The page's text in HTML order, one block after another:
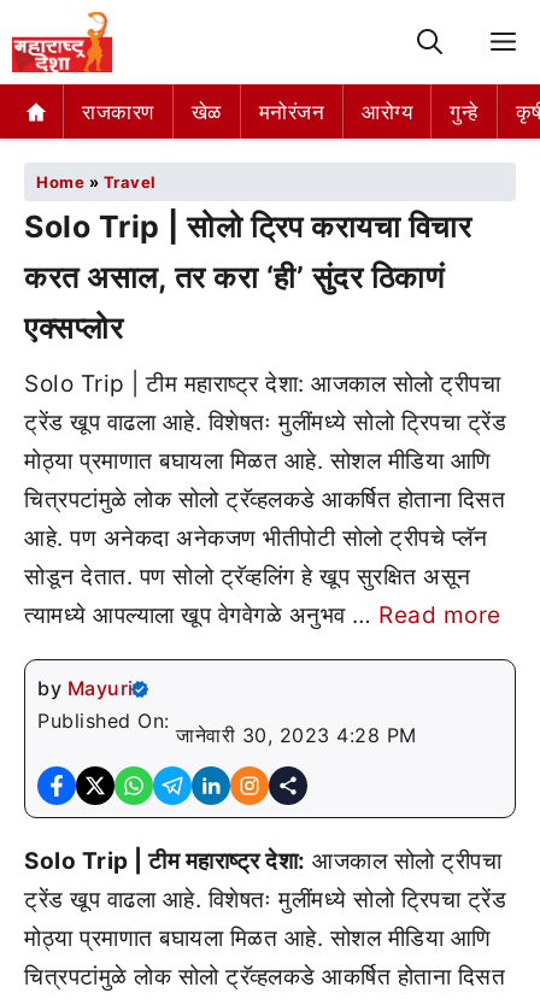
राजकारण खेळ मनोरंजन आरोग्य गुन्हे
Home » Travel
Solo Trip | सोलो ट्रिप करायचा विचार
करत असाल, तर करा ‘ही’ सुंदर ठिकाणं
एक्सप्लोर
Solo Trip | टीम महाराष्ट्र देशा: आजकाल सोलो ट्रीपचा
ट्रेंड खूप वाढला आहे. विशेषतः मुलींमध्ये सोलो ट्रिपचा ट्रेंड
मोठ्या प्रमाणात बघायला मिळत आहे. सोशल मीडिया आणि
चित्रपटांमुळे लोक सोलो ट्रॅव्हलकडे आकर्षित होताना दिसत
आहे. पण अनेकदा अनेकजण भीतीपोटी सोलो ट्रीपचे प्लॅन
सोडून देतात. पण सोलो ट्रॅव्हलिंग हे खूप सुरक्षित असून
त्यामध्ये आपल्याला खूप वेगवेगळे अनुभव … Read more
by Mayuri
Published On:
जानेवारी 30, 2023 4:28 PM
Solo Trip | टीम महाराष्ट्र देशा: आजकाल सोलो ट्रीपचा
ट्रेंड खूप वाढला आहे. विशेषतः मुलींमध्ये सोलो ट्रिपचा ट्रेंड
मोठ्या प्रमाणात बघायला मिळत आहे. सोशल मीडिया आणि
चित्रपटांमुळे लोक सोलो ट्रॅव्हलकडे आकर्षित होताना दिसत